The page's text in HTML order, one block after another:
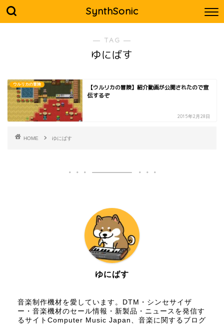
SynthSonic
― TAG ―
ゆにばす
ウルリカの冒険
【ウルリカの冒険】紹介動画が公開されたので宣
伝するぞ
2015年2月28日
HOME ゆにばす
ゆにばす
音楽制作機材を愛しています。DTM・シンセサイザ
ー・音楽機材のセール情報・新製品・ニュースを発信す
るサイトComputer Music Japan、音楽に関するブログ